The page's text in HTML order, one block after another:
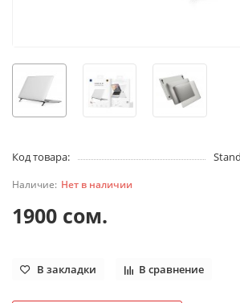
Код товара:
Нет в наличии
1900 сом.
В закладки В сравнение